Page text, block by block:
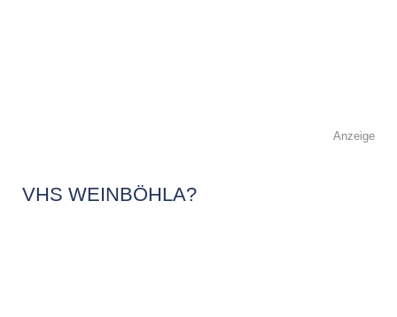
Anzeige
VHS WEINBÖHLA?